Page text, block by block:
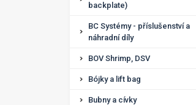
backplate)
BC Systémy - příslušenství a
náhradní díly
BOV Shrimp, DSV
Bójky a lift bag
Bubny a cívky